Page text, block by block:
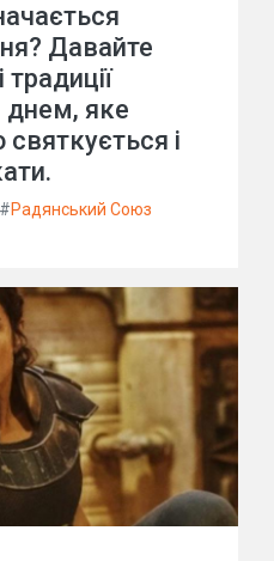
Давайте
днем, яке
і
#Радянський Союз